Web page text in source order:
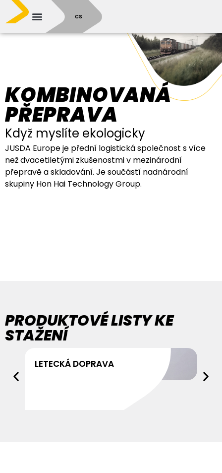
CS
KOMBINOVANÁ
PŘEPRAVA
Když myslíte ekologicky
JUSDA Europe je přední logistická společnost s více
než dvacetiletými zkušenostmi v mezinárodní
přepravě a skladování. Je součástí nadnárodní
skupiny Hon Hai Technology Group.
PRODUKTOVÉ LISTY KE
STAŽENÍ
LETECKÁ DOPRAVA